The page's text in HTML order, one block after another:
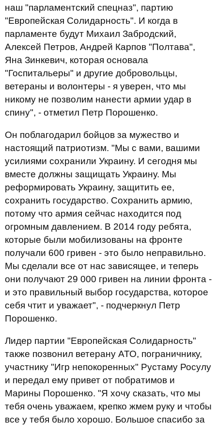
наш "парламентский спецназ", партию
"Европейская Солидарность". И когда в
парламенте будут Михаил Забродский,
Алексей Петров, Андрей Карпов "Полтава",
Яна Зинкевич, которая основала
"Госпитальеры" и другие добровольцы,
ветераны и волонтеры - я уверен, что мы
никому не позволим нанести армии удар в
спину", - отметил Петр Порошенко.
Он поблагодарил бойцов за мужество и
настоящий патриотизм. "Мы с вами, вашими
усилиями сохранили Украину. И сегодня мы
вместе должны защищать Украину. Мы
реформировать Украину, защитить ее,
сохранить государство. Сохранить армию,
потому что армия сейчас находится под
огромным давлением. В 2014 году ребята,
которые были мобилизованы на фронте
получали 600 гривен - это было неправильно.
Мы сделали все от нас зависящее, и теперь
они получают 29 000 гривен на линии фронта -
и это правильный выбор государства, которое
себя чтит и уважает", - подчеркнул Петр
Порошенко.
Лидер партии "Европейская Солидарность"
также позвонил ветерану АТО, пограничнику,
участнику "Игр непокоренных" Рустаму Росулу
и передал ему привет от побратимов и
Марины Порошенко. "Я хочу сказать, что мы
тебя очень уважаем, крепко жмем руку и чтобы
все у тебя было хорошо. Большое спасибо за